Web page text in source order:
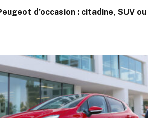
d’occasion : citadine, SUV ou